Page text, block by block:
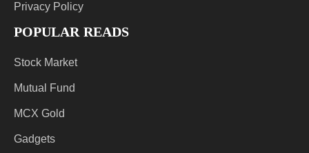
Privacy Policy
POPULAR READS
Stock Market
Mutual Fund
MCX Gold
Gadgets